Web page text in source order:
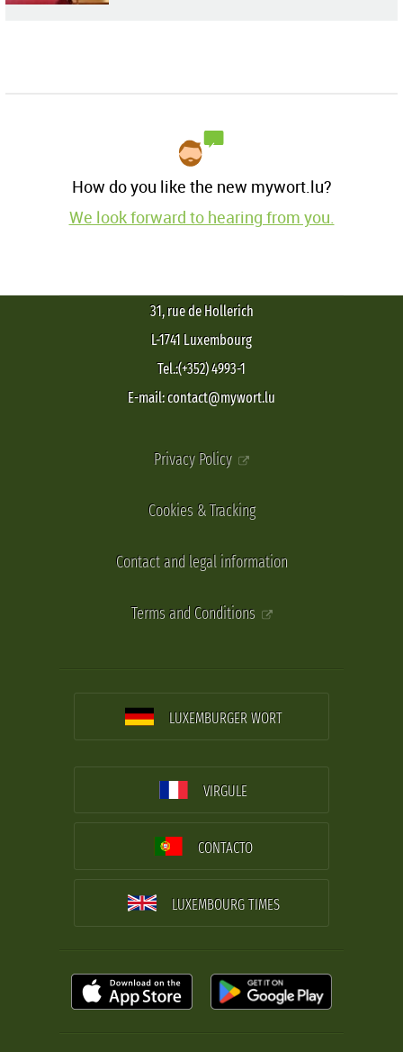
How do you like the new mywort.lu?
We look forward to hearing from you.
31, rue de Hollerich
L-1741 Luxembourg
Tel.:(+352) 4993-1
E-mail: contact@mywort.lu
Privacy Policy
Cookies & Tracking
Contact and legal information
Terms and Conditions
LUXEMBURGER WORT
VIRGULE
CONTACTO
LUXEMBOURG TIMES